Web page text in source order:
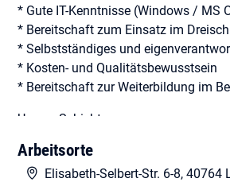
* Gute IT-Kenntnisse (Windows / MS
* Bereitschaft zum Einsatz im
* Selbstständiges und
* Kosten- und Qualitätsbewusstsein
* Bereitschaft zur Weiterbildung im
Unsere Schichten
Frühdienst: 06:00 - 14:30 Uhr
Spätdienst: 14:00 - 22:00 Uhr
Arbeitsorte
Elisabeth-Selbert-Str. 6-8,